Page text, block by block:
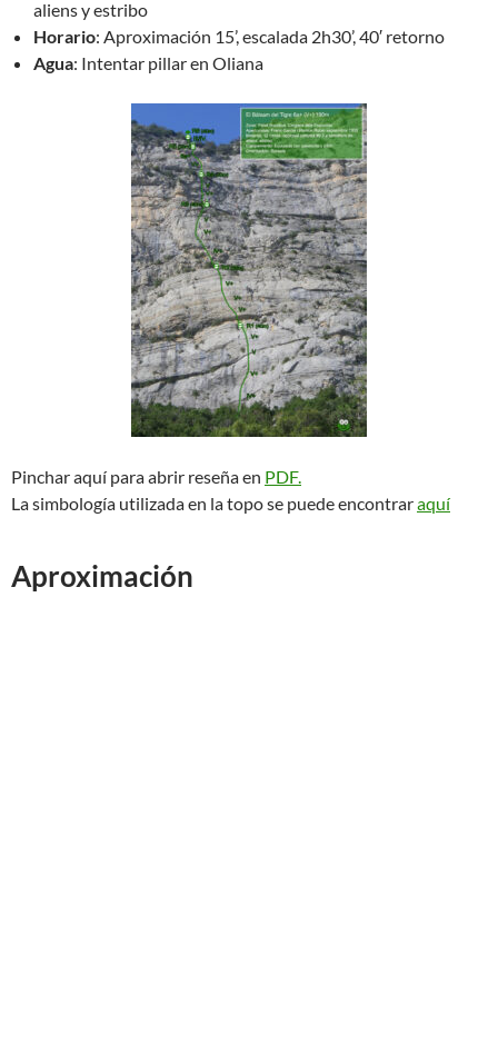
aliens y estribo
Horario: Aproximación 15’, escalada 2h30’, 40′ retorno
Agua: Intentar pillar en Oliana
Pinchar aquí para abrir reseña en PDF.
La simbología utilizada en la topo se puede encontraraquí
Aproximación